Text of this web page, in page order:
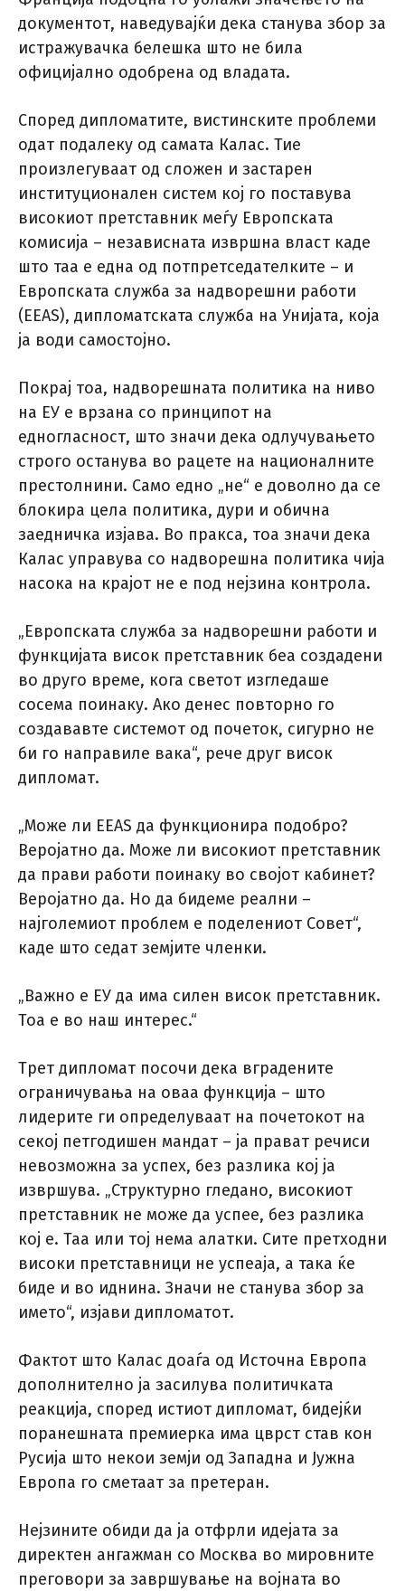
документот, наведувајќи дека станува збор за
истражувачка белешка што не била
официјално одобрена од владата.
Според дипломатите, вистинските проблеми
одат подалеку од самата Калас. Тие
произлегуваат од сложен и застарен
институционален систем кој го поставува
високиот претставник меѓу Европската
комисија – независната извршна власт каде
што таа е една од потпретседателките – и
Европската служба за надворешни работи
(EEAS), дипломатската служба на Унијата, која
ја води самостојно.
Покрај тоа, надворешната политика на ниво
на ЕУ е врзана со принципот на
едногласност, што значи дека одлучувањето
строго останува во рацете на националните
престолнини. Само едно „не“ е доволно да се
блокира цела политика, дури и обична
заедничка изјава. Во пракса, тоа значи дека
Калас управува со надворешна политика чија
насока на крајот не е под нејзина контрола.
„Европската служба за надворешни работи и
функцијата висок претставник беа создадени
во друго време, кога светот изгледаше
сосема поинаку. Ако денес повторно го
создававте системот од почеток, сигурно не
би го направиле вака“, рече друг висок
дипломат.
„Може ли EEAS да функционира подобро?
Веројатно да. Може ли високиот претставник
да прави работи поинаку во својот кабинет?
Веројатно да. Но да бидеме реални –
најголемиот проблем е поделениот Совет“,
каде што седат земјите членки.
„Важно е ЕУ да има силен висок претставник.
Тоа е во наш интерес.“
Трет дипломат посочи дека вградените
ограничувања на оваа функција – што
лидерите ги определуваат на почетокот на
секој петгодишен мандат – ја прават речиси
невозможна за успех, без разлика кој ја
извршува. „Структурно гледано, високиот
претставник не може да успее, без разлика
кој е. Таа или тој нема алатки. Сите претходни
високи претставници не успеаја, а така ќе
биде и во иднина. Значи не станува збор за
името“, изјави дипломатот.
Фактот што Калас доаѓа од Источна Европа
дополнително ја засилува политичката
реакција, според истиот дипломат, бидејќи
поранешната премиерка има цврст став кон
Русија што некои земји од Западна и Јужна
Европа го сметаат за претеран.
Нејзините обиди да ја отфрли идејата за
директен ангажман со Москва во мировните
преговори за завршување на војната во